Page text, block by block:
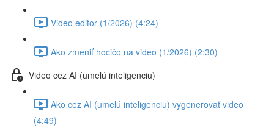
Video editor (1/2026) (4:24)
Ako zmeniť hocičo na video (1/2026) (2:30)
Video cez AI (umelú inteligenciu)
Ako cez AI (umelú inteligenciu) vygenerovať video
(4:49)